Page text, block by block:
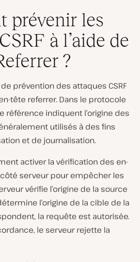
prévenir les
à l’aide de
?
prévention des attaques CSRF
tête referrer. Dans le protocole
référence indiquent l’origine des
utilisés à des fins
et de journalisation.
activer la vérification des en-
serveur pour empêcher les
vérifie l’origine de la source
l’origine de la cible de la
la requête est autorisée.
le serveur rejette la